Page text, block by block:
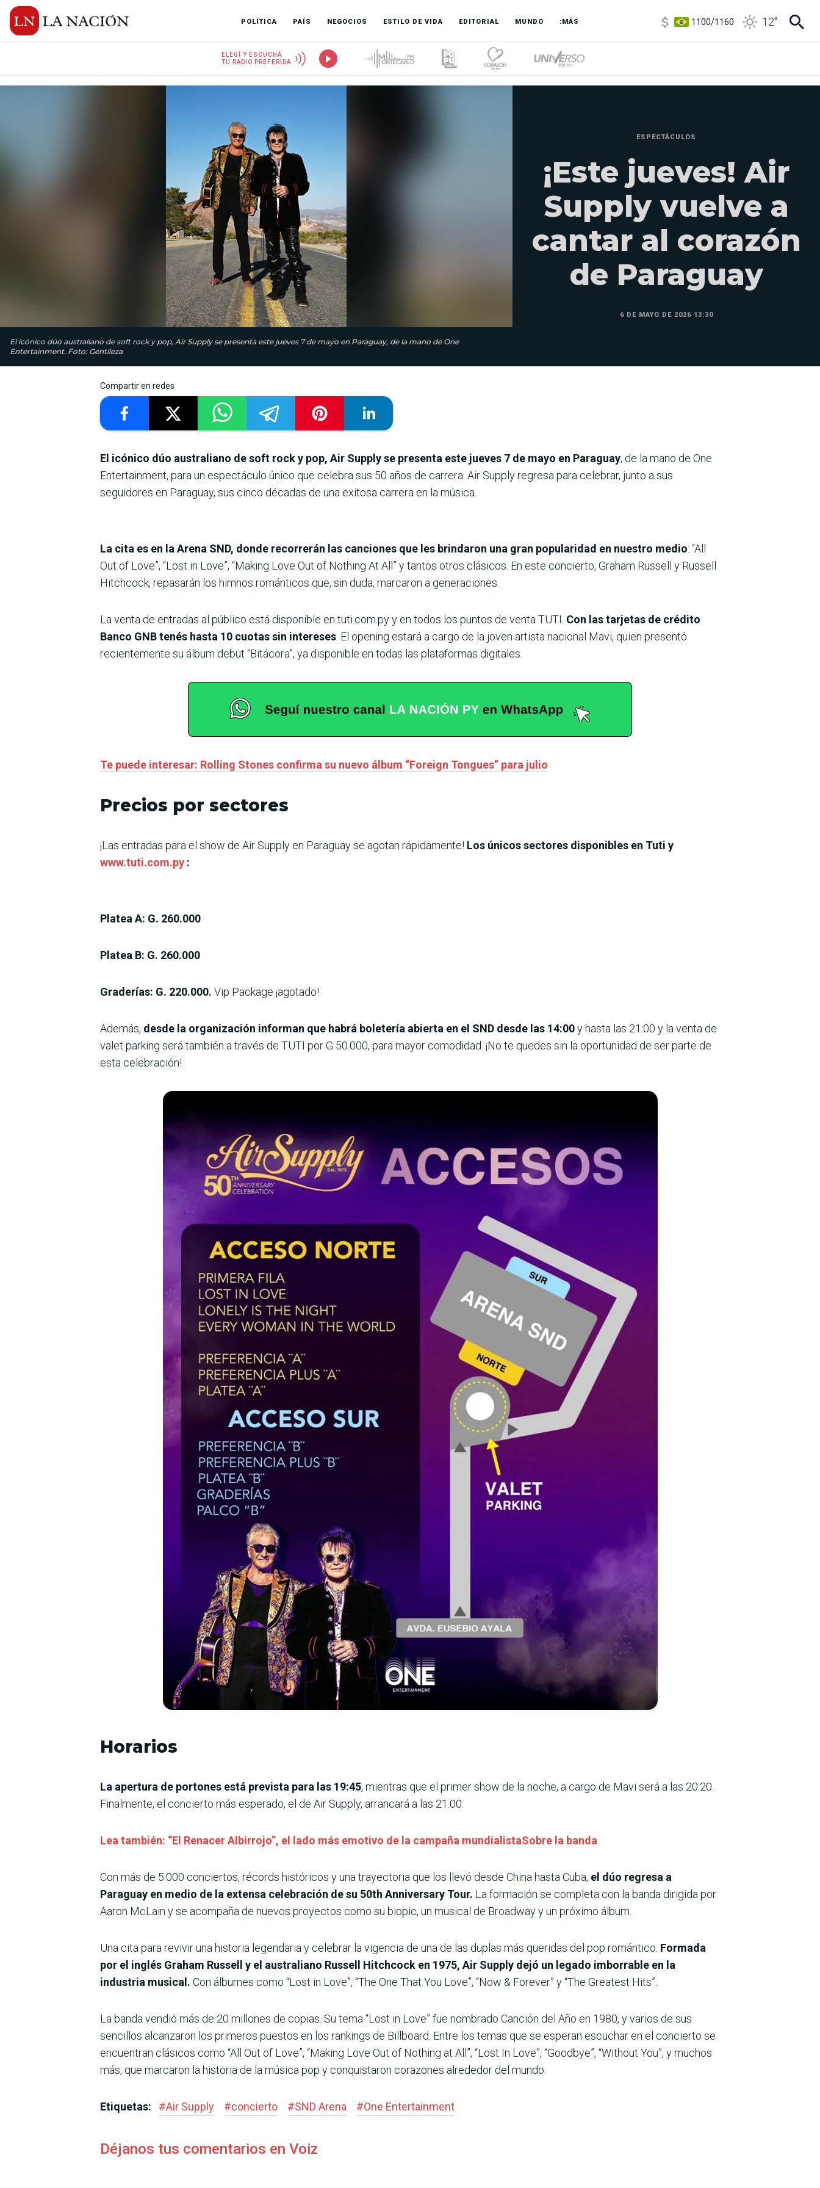
POLÍTICA PAÍS NEGOCIOS ESTILO DE VIDA EDITORIAL MUNDO :MÁS
3,8/4
12°
ELEGÍ Y ESCUCHÁ
TU RADIO PREFERIDA
El icónico dúo australiano de soft rock y pop, Air Supply se presenta este jueves 7 de mayo en Paraguay, de la mano de One
Entertainment. Foto: Gentileza
ESPECTÁCULOS
¡Este jueves! Air
Supply vuelve a
cantar al corazón
de Paraguay
6 DE MAYO DE 2026 13:30
Compartir en redes
El icónico dúo australiano de soft rock y pop, Air Supply se presenta este jueves 7 de mayo en Paraguay, de la mano de One
Entertainment, para un espectáculo único que celebra sus 50 años de carrera. Air Supply regresa para celebrar, junto a sus
seguidores en Paraguay, sus cinco décadas de una exitosa carrera en la música.
La cita es en la Arena SND, donde recorrerán las canciones que les brindaron una gran popularidad en nuestro medio: “All
Out of Love”, “Lost in Love”, “Making Love Out of Nothing At All” y tantos otros clásicos. En este concierto, Graham Russell y Russell
Hitchcock, repasarán los himnos románticos que, sin duda, marcaron a generaciones.
La venta de entradas al público está disponible en tuti.com.py y en todos los puntos de venta TUTI. Con las tarjetas de crédito
Banco GNB tenés hasta 10 cuotas sin intereses . El opening estará a cargo de la joven artista nacional Mavi, quien presentó
recientemente su álbum debut “Bitácora”, ya disponible en todas las plataformas digitales.
Te puede interesar: Rolling Stones confirma su nuevo álbum “Foreign Tongues” para julio
Precios por sectores
¡Las entradas para el show de Air Supply en Paraguay se agotan rápidamente! Los únicos sectores disponibles en Tuti y
www.tuti.com.py :
Platea A: G. 260.000
Platea B: G. 260.000
Graderías: G. 220.000. Vip Package ¡agotado!
Además, desde la organización informan que habrá boletería abierta en el SND desde las 14:00y hasta las 21:00 y la venta de
valet parking será también a través de TUTI por G 50.000, para mayor comodidad. ¡No te quedes sin la oportunidad de ser parte de
esta celebración!
Horarios
La apertura de portones está prevista para las 19:45, mientras que el primer show de la noche, a cargo de Mavi será a las 20.20.
Finalmente, el concierto más esperado, el de Air Supply, arrancará a las 21.00.
Lea también: “El Renacer Albirrojo”, el lado más emotivo de la campaña mundialistaSobre la banda
Con más de 5.000 conciertos, récords históricos y una trayectoria que los llevó desde China hasta Cuba, el dúo regresa a
Paraguay en medio de la extensa celebración de su 50th Anniversary Tour. La formación se completa con la banda dirigida por
Aaron McLain y se acompaña de nuevos proyectos como su biopic, un musical de Broadway y un próximo álbum.
Una cita para revivir una historia legendaria y celebrar la vigencia de una de las duplas más queridas del pop romántico. Formada
por el inglés Graham Russell y el australiano Russell Hitchcock en 1975, Air Supply dejó un legado imborrable en la
industria musical. Con álbumes como “Lost in Love”, “The One That You Love”, “Now & Forever” y “The Greatest Hits”.
La banda vendió más de 20 millones de copias. Su tema “Lost in Love” fue nombrado Canción del Año en 1980, y varios de sus
sencillos alcanzaron los primeros puestos en los rankings de Billboard. Entre los temas que se esperan escuchar en el concierto se
encuentran clásicos como “All Out of Love”, “Making Love Out of Nothing at All”, “Lost In Love”, “Goodbye”, “Without You”, y muchos
más, que marcaron la historia de la música pop y conquistaron corazones alrededor del mundo.
Etiquetas: #Air Supply #concierto #SND Arena #One Entertainment
Déjanos tus comentarios en Voiz